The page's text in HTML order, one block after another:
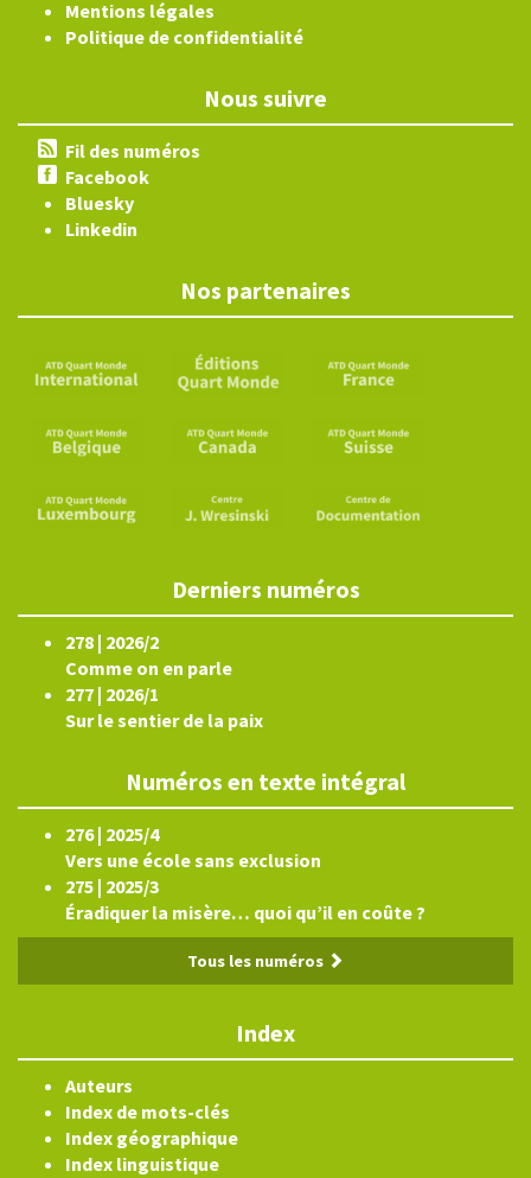
Mentions légales
Politique de confidentialité
Nous suivre
Fil des numéros
Facebook
Bluesky
Linkedin
Nos partenaires
Derniers numéros
278 | 2026/2
Comme on en parle
277 | 2026/1
Sur le sentier de la paix
Numéros en texte intégral
276 | 2025/4
Vers une école sans exclusion
275 | 2025/3
Éradiquer la misère… quoi qu’il en coûte ?
Tous les numéros
Index
Auteurs
Index de mots-clés
Index géographique
Index linguistique